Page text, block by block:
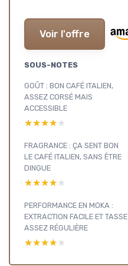
Voir l'offre
SOUS-NOTES
GOÛT : BON CAFÉ ITALIEN,
ASSEZ CORSÉ MAIS
ACCESSIBLE
★★★★★
★★★★★
FRAGRANCE : ÇA SENT BON
LE CAFÉ ITALIEN, SANS ÊTRE
DINGUE
★★★★★
★★★★★
PERFORMANCE EN MOKA :
EXTRACTION FACILE ET TASSE
ASSEZ RÉGULIÈRE
★★★★★
★★★★★